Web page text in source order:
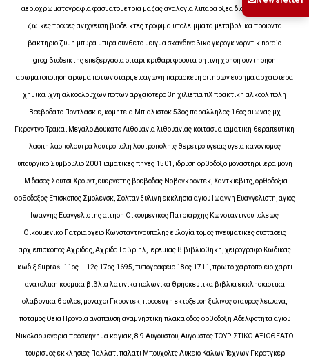
αεριοχρωματογραφια φασματομετρια μαζας αναλογια λιπαρα οξεα διακριση φυτικες
ζωικες τροφες ανιχνευση βιοδεικτες τροφιμα υπολειμματα μεταβολικα προιοντα
βακτηριο ζυμη μπυρα μπιρα συνθετο μειγμα σκανδιναβικο γκρογκ νορντικ nordic
grog βιοδεικτης επεξεργασια σιταρι κριθαρι φρουτα ρητινη χρηση συντηρηση
αρωματοποιηση αρωμα ποτων σταρι, εισαγωγη παρασκευη σιτηρων ευρημα αρχαιοτερα
χημικα ιχνη αλκοολουχων ποτων αρχαιοτερο 3η χιλιετια πΧ πρακτικη αλκοολ πολη
Βοεβοδατο Ποντλασκιε, κομητεια Μπιαλιστοκ 53ος παραλληλος 16ος αιωνας μχ
Γκροντνο Τρακαι Μεγαλο Δουκατο Λιθουανια λιθουανιας κοιτασμα ιαματικη θεραπευτικη
λασπη λασπολουτρα λουτροπολη λουτροποληις θερετρο υγειας υγεια κανονισμος
υπουργικο Συμβουλιο 2001 ιαματικες πηγες 1501, ιδρυση ορθοδοξο μοναστηρι ιερα μονη
ΙΜ δασος Σουτσι Χρουντ, ευεργετης βοεβοδας Νοβογκροντεκ, Χαντκιεβιτς, ορθοδοξια
ορθοδοξος Επισκοπος Σμολενσκ, Σολταν ξυλινη εκκλησια αγιου Ιωαννη Ευαγγελιστη, αγιος
Ιωαννης Ευαγγελιστης αιτηση Οικουμενικος Πατριαρχης Κωνσταντινουπολεως
Οικουμενικο Πατριαρχειο Κωνσταντινουπολης ευλογία τομος πνευματικες συστασεις
αρχιεπισκοπος Αχριδας, Αχριδα Γαβριηλ, Ιερεμιας Β βιβλιοθηκη, χειρογραφο Κωδικας
κωδιξ Supraśl 11ος – 12ς 17ος 1695, τυπογραφειο 18ος 1711, πρωτο χαρτοποιειο χαρτι
ανατολικη κοσμικα βιβλια λατινικα πολωνικα θρησκευτικα βιβλια εκκλησιαστικα
σλαβονικα θρυλοε, μοναχοι Γκροντεκ, προσευχη εκτοξευση ξυλινος σταυρος λειψανα,
ποταμος Θεια Προνοια αναπαυση αναμνηστικη πλακα οδος ορθοδοξη Αδελφοτητα αγιου
Νικολαου ενορια προσκηνημα καγιακ, 8 9 Αυγουστου, Αυγουστος ΤΟΥΡΙΣΤΙΚΟ ΑΞΙΟΘΕΑΤΟ
τουρισμος εκκλησιες Παλλατι παλατι Μπουχολτς Λυκειο Καλων Τεχνων Γκροτγκερ